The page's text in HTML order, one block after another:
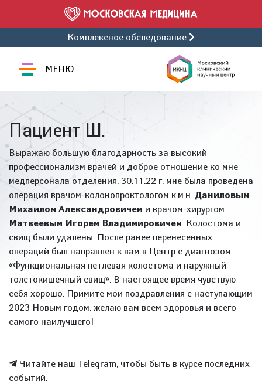
Комплексное обследование
МЕНЮ
Пациент Ш.
Выражаю большую благодарность за высокий
профессионализм врачей и доброе отношение ко мне
медперсонала отделения. 30.11.22 г. мне была проведена
операция врачом-колонопроктологом к.м.н. Даниловым
Михаилом Александровичем и врачом-хирургом
Матвеевым Игорем Владимировичем. Колостома и
свищ были удалены. После ранее перенесенных
операций был направлен к вам в Центр с диагнозом
«Функциональная петлевая колостома и наружный
толстокишечный свищ». В настоящее время чувствую
себя хорошо. Примите мои поздравления с наступающим
2023 Новым годом, желаю вам всем здоровья и всего
самого наилучшего!
Читайте наш Telegram, чтобы быть в курсе последних
событий.